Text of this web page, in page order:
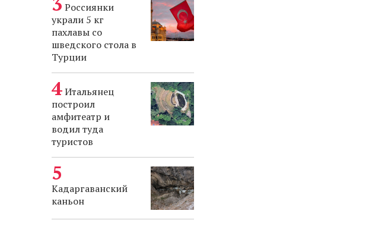
Россиянки
украли 5 кг
пахлавы со
шведского стола в
Турции
Итальянец
построил
амфитеатр и
водил туда
туристов
Кадаргаванский
каньон